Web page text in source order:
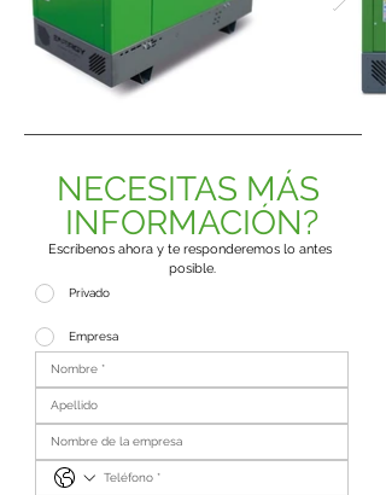
NECESITAS MÁS
INFORMACIÓN?
Escríbenos ahora y te responderemos lo antes
posible.
Privado
Empresa